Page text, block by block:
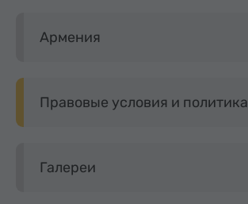
Армения
Правовые условия и политика
Галереи